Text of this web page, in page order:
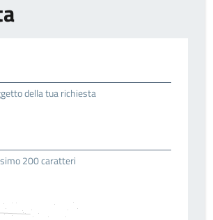
della tua richiesta
200 caratteri